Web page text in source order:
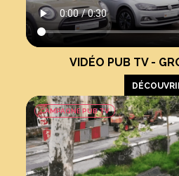
VIDÉO PUB TV -
CAMPAGNE PUB TV